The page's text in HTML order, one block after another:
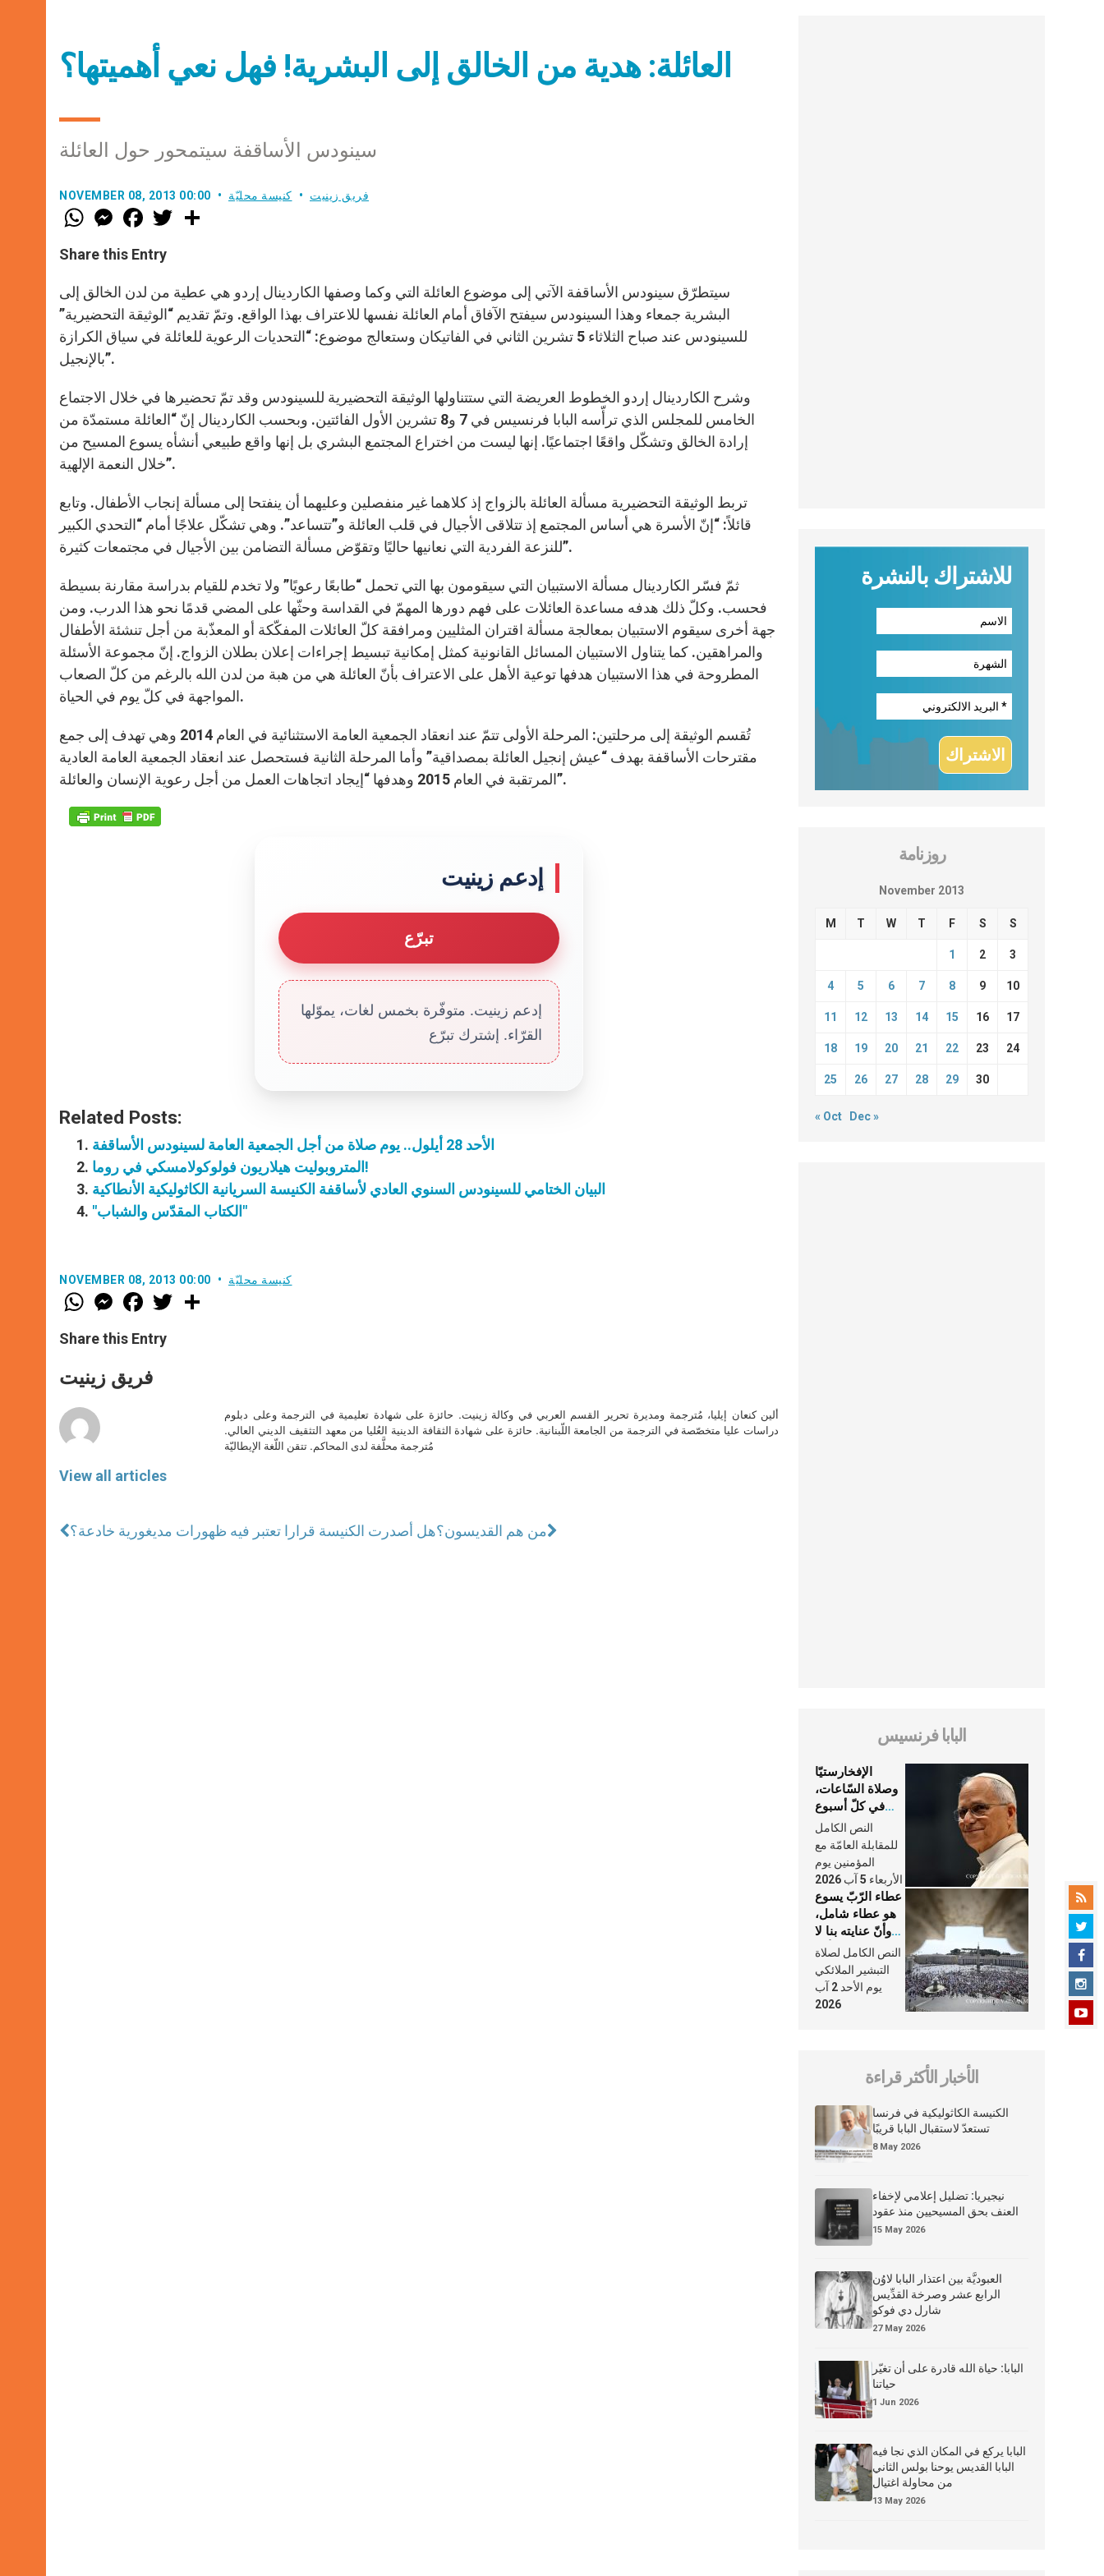
العائلة: هدية من الخالق إلى البشرية! فهل نعي أهميتها؟
سينودس الأساقفة سيتمحور حول العائلة
NOVEMBER 08, 2013 00:00 فريق زينيت كنيسة محليّة
W
h
t
s
p
p
M
e
s
e
g
e
r
F
a
e
b
o
k
w
r
Share this Entry
سيتطرّق سينودس الأساقفة الآتي إلى موضوع العائلة التي وكما وصفها الكاردينال إردو هي عطية من لدن الخالق إلى
البشرية جمعاء وهذا السينودس سيفتح الآفاق أمام العائلة نفسها للاعتراف بهذا الواقع. وتمّ تقديم “الوثيقة التحضيرية”
للسينودس عند صباح الثلاثاء 5 تشرين الثاني في الفاتيكان وستعالج موضوع: “التحديات الرعوية للعائلة في سياق الكرازة
بالإنجيل”.
وشرح الكاردينال إردو الخطوط العريضة التي ستتناولها الوثيقة التحضيرية للسينودس وقد تمّ تحضيرها في خلال الاجتماع
الخامس للمجلس الذي ترأّسه البابا فرنسيس في 7 و8 تشرين الأول الفائتين. وبحسب الكاردينال إنّ “العائلة مستمدّة من
إرادة الخالق وتشكّل واقعًا اجتماعيًا. إنها ليست من اختراع المجتمع البشري بل إنها واقع طبيعي أنشأه يسوع المسيح من
خلال النعمة الإلهية”.
تربط الوثيقة التحضيرية مسألة العائلة بالزواج إذ كلاهما غير منفصلين وعليهما أن ينفتحا إلى مسألة إنجاب الأطفال. وتابع
قائلاً: “إنّ الأسرة هي أساس المجتمع إذ تتلاقى الأجيال في قلب العائلة و”تتساعد”. وهي تشكّل علاجًا أمام “التحدي الكبير
للنزعة الفردية التي نعانيها حاليًا وتقوّض مسألة التضامن بين الأجيال في مجتمعات كثيرة”.
ثمّ فسّر الكاردينال مسألة الاستبيان التي سيقومون بها التي تحمل “طابعًا رعويًا” ولا تخدم للقيام بدراسة مقارنة بسيطة
فحسب. وكلّ ذلك هدفه مساعدة العائلات على فهم دورها المهمّ في القداسة وحثّها على المضي قدمًا نحو هذا الدرب. ومن
جهة أخرى سيقوم الاستبيان بمعالجة مسألة اقتران المثليين ومرافقة كلّ العائلات المفكّكة أو المعذّبة من أجل تنشئة الأطفال
والمراهقين. كما يتناول الاستبيان المسائل القانونية كمثل إمكانية تبسيط إجراءات إعلان بطلان الزواج. إنّ مجموعة الأسئلة
المطروحة في هذا الاستبيان هدفها توعية الأهل على الاعتراف بأنّ العائلة هي من هبة من لدن الله بالرغم من كلّ الصعاب
المواجهة في كلّ يوم في الحياة.
تُقسم الوثيقة إلى مرحلتين: المرحلة الأولى تتمّ عند انعقاد الجمعية العامة الاستثنائية في العام 2014 وهي تهدف إلى جمع
مقترحات الأساقفة بهدف “عيش إنجيل العائلة بمصداقية” وأما المرحلة الثانية فستحصل عند انعقاد الجمعية العامة العادية
المرتقبة في العام 2015 وهدفها “إيجاد اتجاهات العمل من أجل رعوية الإنسان والعائلة”.
إدعم زينيت
تبرّع
إدعم زينيت. متوفّرة بخمس لغات، يموّلها
القرّاء. إشترك تبرّع
Related Posts:
الأحد 28 أيلول.. يوم صلاة من أجل الجمعية العامة لسينودس الأساقفة
المتروبوليت هيلاريون فولوكولامسكي في روما!
البيان الختامي للسينودس السنوي العادي لأساقفة الكنيسة السريانية الكاثوليكية الأنطاكية
"الكتاب المقدّس والشباب"
NOVEMBER 08, 2013 00:00 كنيسة محليّة
W
h
t
s
p
p
M
e
s
e
g
e
F
a
e
b
o
k
w
Share this Entry
فريق زينيت
View all articles
ألين كنعان إيليا، مُترجمة ومديرة تحرير القسم العربي في وكالة زينيت. حائزة على شهادة تعليمية في الترجمة وعلى دبلوم
دراسات عليا متخصّصة في الترجمة من الجامعة اللّبنانية. حائزة على شهادة الثقافة الدينية العُليا من معهد التثقيف الديني العالي.
مُترجمة محلَّفة لدى المحاكم. تتقن اللّغة الإيطاليّة
هل أصدرت الكنيسة قرارا تعتبر فيه ظهورات مديغورية خادعة؟من هم القديسون؟
للاشتراك بالنشرة
روزنامة
November 2013
M T W T F S S
1 2 3
4 5 6 7 8 9 10
11 12 13 14 15 16 17
18 19 20 21 22 23 24
25 26 27 28 29 30
« Oct Dec »
البابا فرنسيس
الإفخارستيّا
وصلاة السّاعات،
في كلّ أسبوع
وكلّ يوم، هما
النَّفَس في حياة
الكنيسة
النص الكامل
للمقابلة العامّة مع
المؤمنين يوم
الأربعاء 5 آب 2026
عطاء الرّبّ يسوع
هو عطاء شامل،
وأنّ عنايته بنا لا
تغيب عنّا أبدًا
النص الكامل لصلاة
التبشير الملائكي
يوم الأحد 2 آب
2026
الأخبار الأكثر قراءة
الكنيسة الكاثوليكية في فرنسا
تستعدّ لاستقبال البابا قريبًا
8 May 2026
نيجيريا: تضليل إعلامي لإخفاء
العنف بحق المسيحيين منذ عقود
15 May 2026
العبوديَّة بين اعتذار البابا لاوُن
الرابع عشر وصرخة القدِّيس
شارل دي فوكو
27 May 2026
البابا: حياة الله قادرة على أن تغيّر
حياتنا
1 Jun 2026
البابا يركع في المكان الذي نجا فيه
البابا القديس يوحنا بولس الثاني
من محاولة اغتيال
13 May 2026